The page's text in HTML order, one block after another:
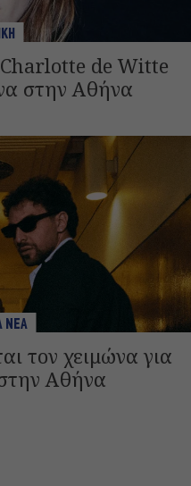
de Witte
στην Αθήνα
ΝΕΑ
τον χειμώνα για
Αθήνα